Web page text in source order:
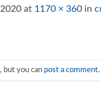
at 1170 × 360 in
but you can post a comment.